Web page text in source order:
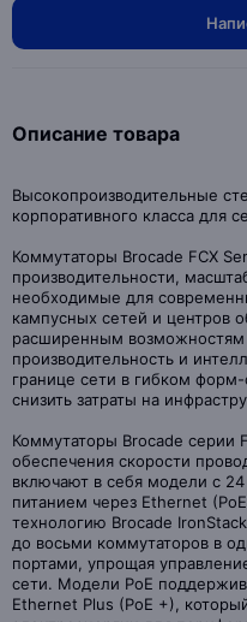
Описание товара
Высокопроизводительные
корпоративного класса для
Коммутаторы Brocade FCX
производительности,
необходимые для
кампусных сетей и центров
расширенным возможностям
производительность и
границе сети в гибком
снизить затраты на
Коммутаторы Brocade серии
обеспечения скорости
включают в себя модели с
питанием через Ethernet
технологию Brocade
до восьми коммутаторов в
портами, упрощая
сети. Модели PoE
Ethernet Plus (PoE +),